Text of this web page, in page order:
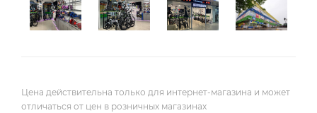
Цена действительна только для интернет-магазина и может
отличаться от цен в розничных магазинах